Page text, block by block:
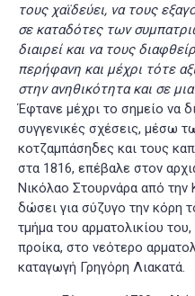
τους χαϊδεύει, να τους
σε καταδότες των
διαιρεί και να τους
περήφανη και μέχρι τότε
στην ανηθικότητα και σε
Έφτανε μέχρι το σημείο να
συγγενικές σχέσεις, μέσω
κοτζαμπάσηδες και τους
στα 1816, επέβαλε στον
Nικόλαο Στουρνάρα από την
δώσει για σύζυγο την κόρη
τμήμα του αρματολικίου
προίκα, στο νεότερο
καταγωγή Γρηγόρη Λιακατά.